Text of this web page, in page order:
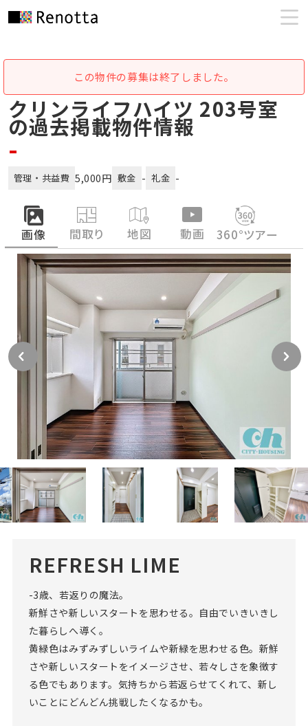
この物件の募集は終了しました。
クリンライフハイツ 203号室
の過去掲載物件情報
-
管理・共益費 5,000円 敷金 - 礼金 -
画像 間取り 地図 動画 360°ツアー
REFRESH LIME
-3歳、若返りの魔法。
新鮮さや新しいスタートを思わせる。自由でいきいきし
た暮らしへ導く。
黄緑色はみずみずしいライムや新緑を思わせる色。新鮮
さや新しいスタートをイメージさせ、若々しさを象徴す
る色でもあります。気持ちから若返らせてくれて、新し
いことにどんどん挑戦したくなるかも。